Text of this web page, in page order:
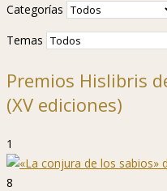
Categorías
Temas
Premios Hislibris
(XV ediciones)
1
8